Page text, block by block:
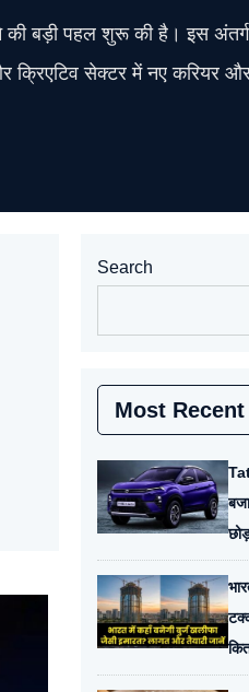
बड़ी पहल शुरू की है। इस
क्रिएटिव सेक्टर में नए करियर
Search
Most Recent
कारें